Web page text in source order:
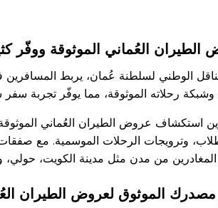
العُماني الموثوقة ووفّر
الوطني لسلطنة عُمان، يربط
وشبكة رحلاته الموثوقة، مما يوفّر تجربة
استكشاف عروض الطيران العُماني الموثوقة
وترويجات الرحلات الموسمية. مع
من مدن مثل مدينة الكويت، حولي،
مصدرك الموثوق لعروض الطيران